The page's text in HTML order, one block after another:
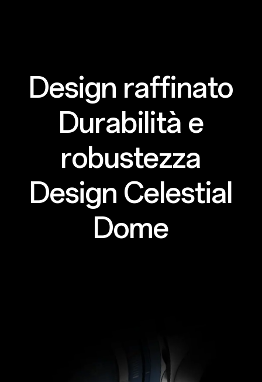
Design raffinato
Durabilità e
robustezza
Design Celestial
Dome